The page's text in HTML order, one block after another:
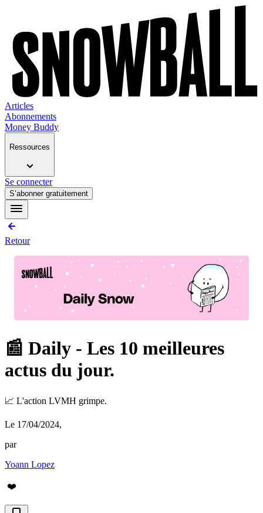
Articles
Abonnements
Money Buddy
Ressources
Se connecter
S’abonner gratuitement
Retour
📰 Daily - Les 10 meilleures
actus du jour.
📈 L'action LVMH grimpe.
Le 17/04/2024,
par
Yoann Lopez
❤️